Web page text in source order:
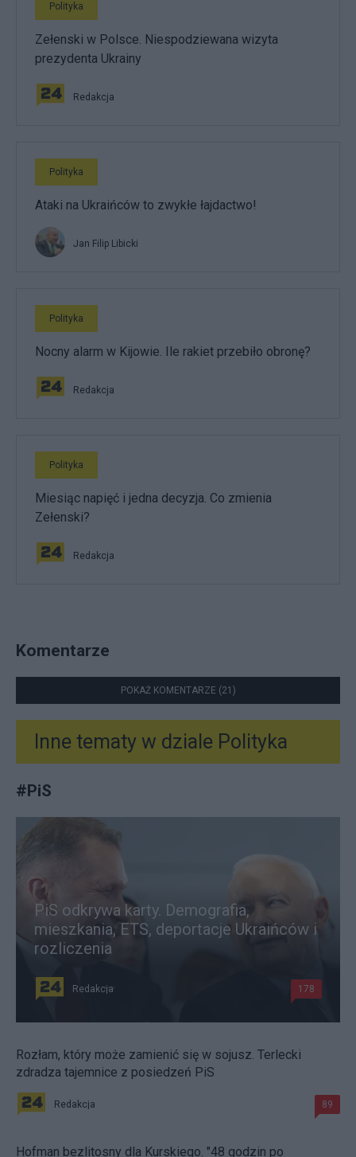
Polityka
Zełenski w Polsce. Niespodziewana wizyta
prezydenta Ukrainy
Redakcja
Polityka
Ataki na Ukraińców to zwykłe łajdactwo!
Jan Filip Libicki
Polityka
Nocny alarm w Kijowie. Ile rakiet przebiło obronę?
Redakcja
Polityka
Miesiąc napięć i jedna decyzja. Co zmienia
Zełenski?
Redakcja
Komentarze
POKAŻ KOMENTARZE (21)
Inne tematy w dziale Polityka
#PiS
PiS odkrywa karty. Demografia,
mieszkania, ETS, deportacje Ukraińców i
rozliczenia
Redakcja 178
Rozłam, który może zamienić się w sojusz. Terlecki
zdradza tajemnice z posiedzeń PiS
Redakcja 89
Hofman bezlitosny dla Kurskiego. "48 godzin po